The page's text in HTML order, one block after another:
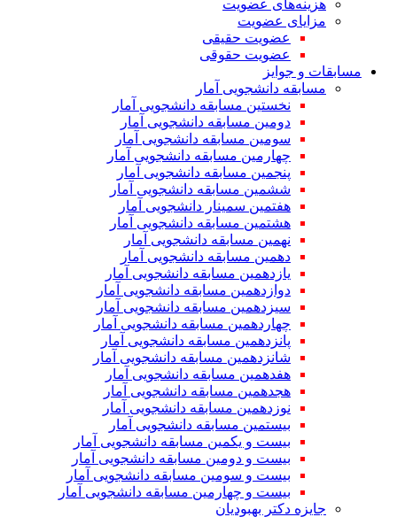
هزینه‌های عضویت
مزایای عضویت
عضویت حقیقی
عضویت حقوقی
مسابقات و جوایز
مسابقه دانشجویی آمار
نخستین مسابقه دانشجویی آمار
دومین مسابقه دانشجویی آمار
سومین مسابقه دانشجویی آمار
چهارمین مسابقه دانشجویی آمار
پنجمین مسابقه دانشجویی آمار
ششمین مسابقه دانشجویی آمار
هفتمین سمینار دانشجویی آمار
هشتمین مسابقه دانشجویی آمار
نهمین مسابقه دانشجویی آمار
دهمین مسابقه دانشجویی آمار
یازدهمین مسابقه دانشجویی آمار
دوازدهمین مسابقه دانشجویی آمار
سیزدهمین مسابقه دانشجویی آمار
چهاردهمین مسابقه دانشجویی آمار
پانزدهمین مسابقه دانشجویی آمار
شانزدهمین مسابقه دانشجویی آمار
هفدهمین مسابقه دانشجویی آمار
هجدهمین مسابقه دانشجویی آمار
نوزدهمین مسابقه دانشجویی آمار
بیستمین مسابقه دانشجویی آمار
بیست و یکمین مسابقه دانشجویی آمار
بیست و دومین مسابقه دانشجویی آمار
بیست و سومین مسابقه دانشجویی آمار
بیست و چهارمین مسابقه دانشجویی آمار
جایزه دکتر بهبودیان